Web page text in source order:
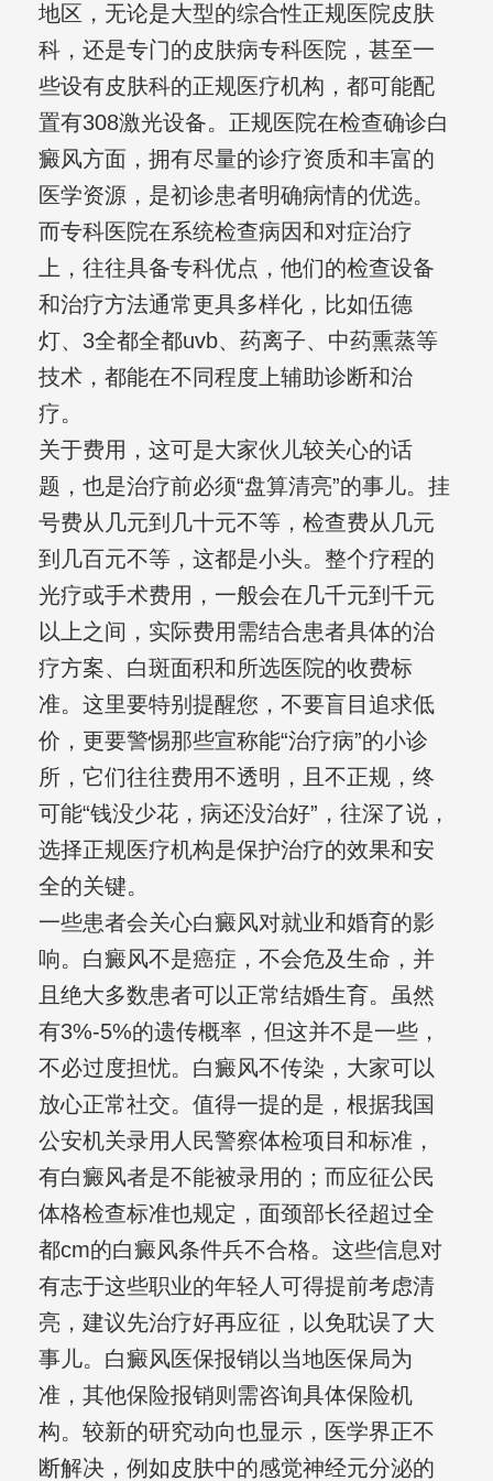
地区，无论是大型的综合性正规医院皮肤
科，还是专门的皮肤病专科医院，甚至一
些设有皮肤科的正规医疗机构，都可能配
置有308激光设备。正规医院在检查确诊白
癜风方面，拥有尽量的诊疗资质和丰富的
医学资源，是初诊患者明确病情的优选。
而专科医院在系统检查病因和对症治疗
上，往往具备专科优点，他们的检查设备
和治疗方法通常更具多样化，比如伍德
灯、3全都全都uvb、药离子、中药熏蒸等
技术，都能在不同程度上辅助诊断和治
疗。
关于费用，这可是大家伙儿较关心的话
题，也是治疗前必须“盘算清亮”的事儿。挂
号费从几元到几十元不等，检查费从几元
到几百元不等，这都是小头。整个疗程的
光疗或手术费用，一般会在几千元到千元
以上之间，实际费用需结合患者具体的治
疗方案、白斑面积和所选医院的收费标
准。这里要特别提醒您，不要盲目追求低
价，更要警惕那些宣称能“治疗病”的小诊
所，它们往往费用不透明，且不正规，终
可能“钱没少花，病还没治好”，往深了说，
选择正规医疗机构是保护治疗的效果和安
全的关键。
一些患者会关心白癜风对就业和婚育的影
响。白癜风不是癌症，不会危及生命，并
且绝大多数患者可以正常结婚生育。虽然
有3%-5%的遗传概率，但这并不是一些，
不必过度担忧。白癜风不传染，大家可以
放心正常社交。值得一提的是，根据我国
公安机关录用人民警察体检项目和标准，
有白癜风者是不能被录用的；而应征公民
体格检查标准也规定，面颈部长径超过全
都cm的白癜风条件兵不合格。这些信息对
有志于这些职业的年轻人可得提前考虑清
亮，建议先治疗好再应征，以免耽误了大
事儿。白癜风医保报销以当地医保局为
准，其他保险报销则需咨询具体保险机
构。较新的研究动向也显示，医学界正不
断解决，例如皮肤中的感觉神经元分泌的